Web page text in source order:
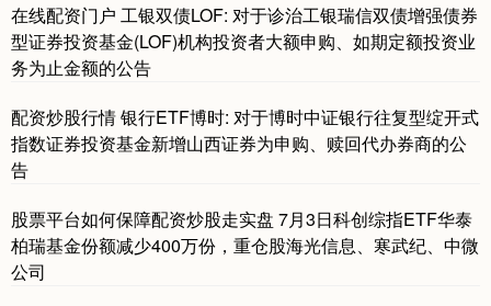
在线配资门户 工银双债LOF: 对于诊治工银瑞信双债增强债券
型证券投资基金(LOF)机构投资者大额申购、如期定额投资业
务为止金额的公告
配资炒股行情 银行ETF博时: 对于博时中证银行往复型绽开式
指数证券投资基金新增山西证券为申购、赎回代办券商的公
告
股票平台如何保障配资炒股走实盘 7月3日科创综指ETF华泰
柏瑞基金份额减少400万份，重仓股海光信息、寒武纪、中微
公司